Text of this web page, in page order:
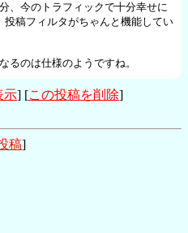
今のトラフィックで十分幸せに
稿フィルタがちゃんと機能してい
示] [この投稿を削除]
稿]